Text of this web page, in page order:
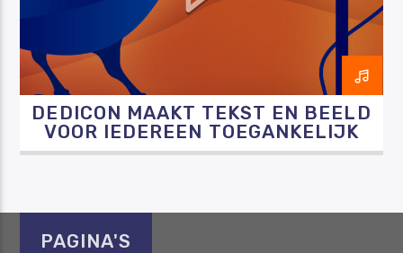
Luister RAZO online
DEDICON MAAKT TEKST EN BEELD
VOOR IEDEREEN TOEGANKELIJK
PAGINA'S